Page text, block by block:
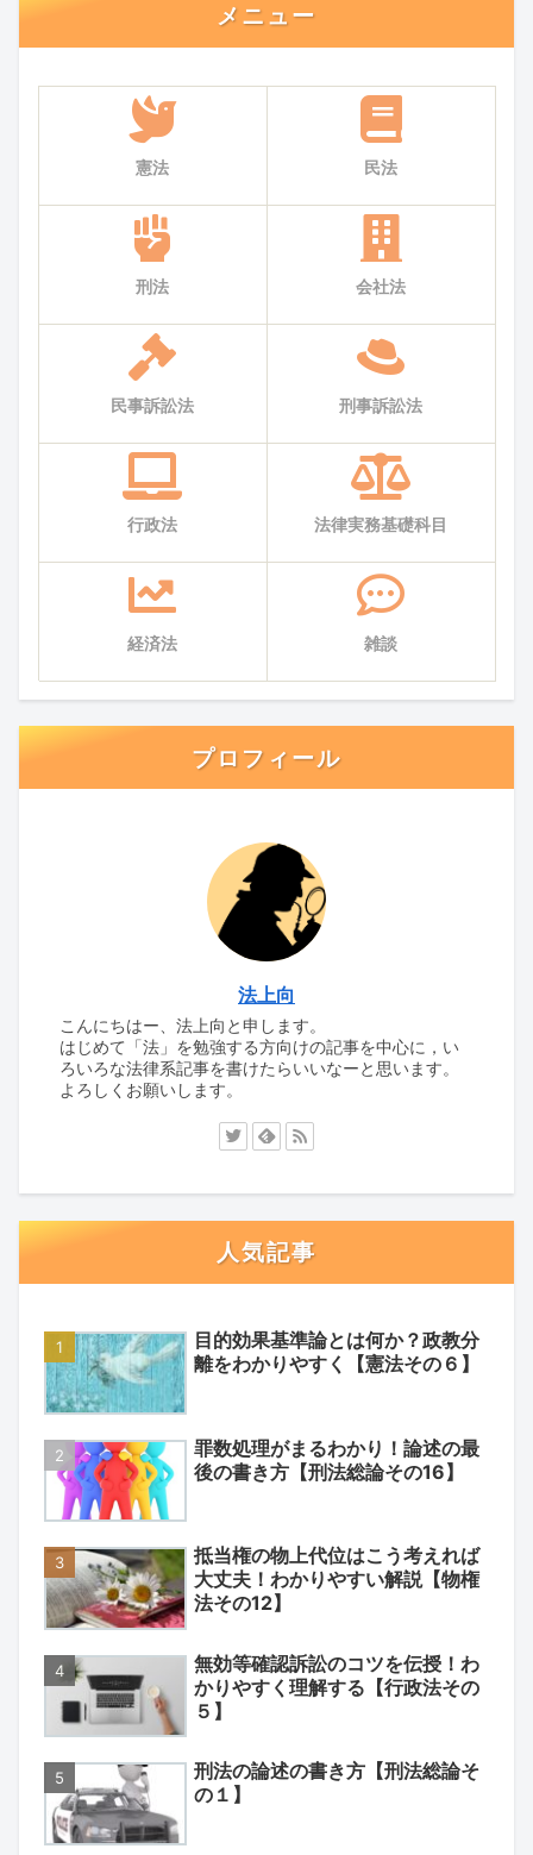
メニュー
憲法 民法
刑法 会社法
民事訴訟法 刑事訴訟法
行政法 法律実務基礎科目
経済法 雑談
プロフィール
法上向
こんにちはー、法上向と申します。
はじめて「法」を勉強する方向けの記事を中心に，い
ろいろな法律系記事を書けたらいいなーと思います。
よろしくお願いします。
人気記事
目的効果基準論とは何か？政教分
離をわかりやすく【憲法その６】
罪数処理がまるわかり！論述の最
後の書き方【刑法総論その16】
抵当権の物上代位はこう考えれば
大丈夫！わかりやすい解説【物権
法その12】
無効等確認訴訟のコツを伝授！わ
かりやすく理解する【行政法その
５】
刑法の論述の書き方【刑法総論そ
の１】